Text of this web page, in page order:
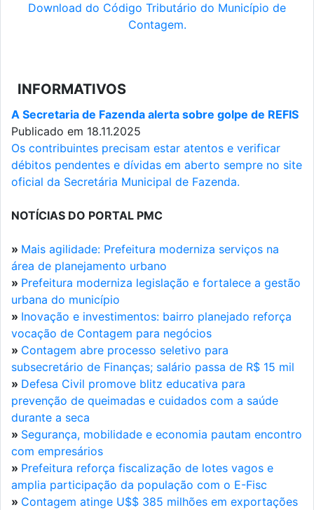
Download do Código Tributário do Município de
Contagem.
INFORMATIVOS
A Secretaria de Fazenda alerta sobre golpe de REFIS
Publicado em 18.11.2025
Os contribuintes precisam estar atentos e verificar
débitos pendentes e dívidas em aberto sempre no site
oficial da Secretária Municipal de Fazenda.
NOTÍCIAS DO PORTAL PMC
» Mais agilidade: Prefeitura moderniza serviços na
área de planejamento urbano
» Prefeitura moderniza legislação e fortalece a gestão
urbana do município
» Inovação e investimentos: bairro planejado reforça
vocação de Contagem para negócios
» Contagem abre processo seletivo para
subsecretário de Finanças; salário passa de R$ 15 mil
» Defesa Civil promove blitz educativa para
prevenção de queimadas e cuidados com a saúde
durante a seca
» Segurança, mobilidade e economia pautam encontro
com empresários
» Prefeitura reforça fiscalização de lotes vagos e
amplia participação da população com o E-Fisc
» Contagem atinge U$$ 385 milhões em exportações